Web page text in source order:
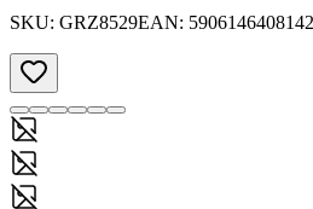
SKU: GRZ8529EAN: 5906146408142